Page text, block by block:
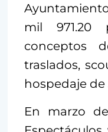
mil 971.20
conceptos
traslados,
hospedaje de
En marzo